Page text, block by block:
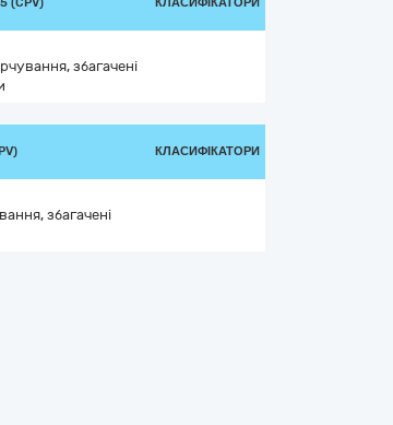
збагачені
КЛАСИФІКАТОРИ
збагачені